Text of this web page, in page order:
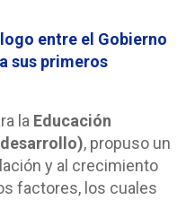
entre el Gobierno
sus primeros
la Educación
, propuso un
y al crecimiento
factores, los cuales